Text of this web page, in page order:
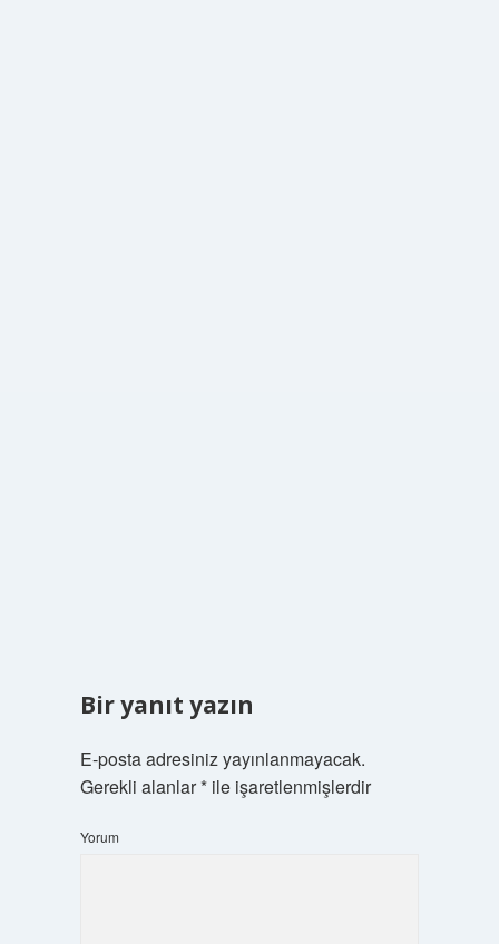
Bir yanıt yazın
E-posta adresiniz yayınlanmayacak.
Gerekli alanlar*ile işaretlenmişlerdir
Yorum